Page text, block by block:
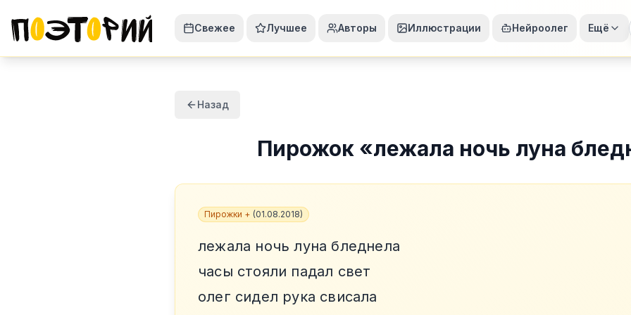
Свежее Лучшее Авторы Иллюстрации Нейроолег Ещё
Назад
Пирожок«лежала ночь луна
Пирожки + (01.08.2018)
лежала ночь луна бледнела
часы стояли падал свет
олег сидел рука свисала